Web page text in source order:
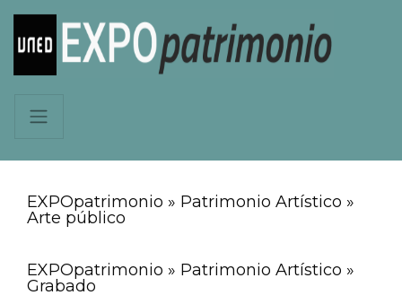
EXPOpatrimonio » Patrimonio Artístico »
Arte público
EXPOpatrimonio » Patrimonio Artístico »
Grabado